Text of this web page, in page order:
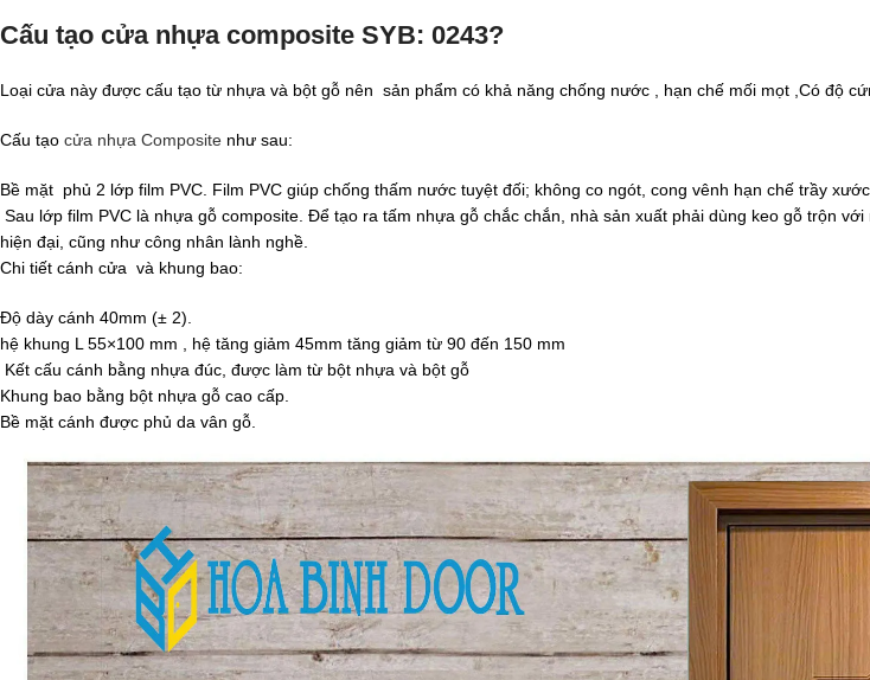
Cấu tạo cửa nhựa composite SYB: 0243?
Loại cửa này được cấu tạo từ nhựa và bột gỗ nên sản phẩm có khả năng chống nước , hạn chế mối mọt ,Có độ
Cấu tạo cửa nhựa Composite như sau:
Bề mặt phủ 2 lớp film PVC. Film PVC giúp chống thấm nước tuyệt đối; không co ngót, cong vênh hạn chế trầy xước .
Sau lớp film PVC là nhựa gỗ composite. Để tạo ra tấm nhựa gỗ chắc chắn, nhà sản xuất phải dùng keo gỗ trộn
hiện đại, cũng như công nhân lành nghề.
Chi tiết cánh cửa và khung bao:
Độ dày cánh 40mm (± 2).
hệ khung L 55×100 mm , hệ tăng giảm 45mm tăng giảm từ 90 đến 150 mm
Kết cấu cánh bằng nhựa đúc, được làm từ bột nhựa và bột gỗ
Khung bao bằng bột nhựa gỗ cao cấp.
Bề mặt cánh được phủ da vân gỗ.